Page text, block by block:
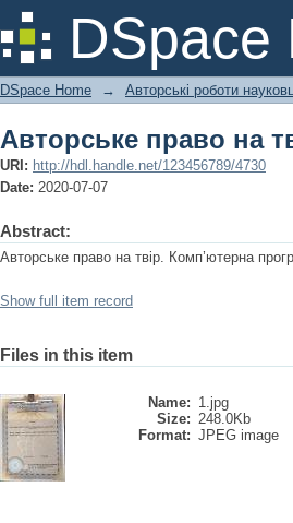
DSpace
Авторське право на
DSpace Home → Авторські роботи
Авторське право на
URI: http://hdl.handle.net/123456789/4730
Date: 2020-07-07
Abstract:
Авторське право на твір. Комп’ютерна
Show full item record
Files in this item
Name: 1.jpg
Size: 248.0Kb
Format: JPEG image